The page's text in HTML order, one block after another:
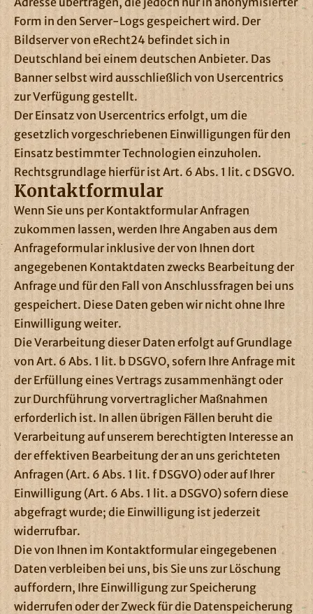
Form in den Server-Logs gespeichert wird. Der
Bildserver von eRecht24 befindet sich in
Deutschland bei einem deutschen Anbieter. Das
Banner selbst wird ausschließlich von Usercentrics
zur Verfügung gestellt.
Der Einsatz von Usercentrics erfolgt, um die
gesetzlich vorgeschriebenen Einwilligungen für den
Einsatz bestimmter Technologien einzuholen.
Rechtsgrundlage hierfür ist Art. 6 Abs. 1 lit. c DSGVO.
Kontaktformular
Wenn Sie uns per Kontaktformular Anfragen
zukommen lassen, werden Ihre Angaben aus dem
Anfrageformular inklusive der von Ihnen dort
angegebenen Kontaktdaten zwecks Bearbeitung der
Anfrage und für den Fall von Anschlussfragen bei uns
gespeichert. Diese Daten geben wir nicht ohne Ihre
Einwilligung weiter.
Die Verarbeitung dieser Daten erfolgt auf Grundlage
von Art. 6 Abs. 1 lit. b DSGVO, sofern Ihre Anfrage mit
der Erfüllung eines Vertrags zusammenhängt oder
zur Durchführung vorvertraglicher Maßnahmen
erforderlich ist. In allen übrigen Fällen beruht die
Verarbeitung auf unserem berechtigten Interesse an
der effektiven Bearbeitung der an uns gerichteten
Anfragen (Art. 6 Abs. 1 lit. f DSGVO) oder auf Ihrer
Einwilligung (Art. 6 Abs. 1 lit. a DSGVO) sofern diese
abgefragt wurde; die Einwilligung ist jederzeit
widerrufbar.
Die von Ihnen im Kontaktformular eingegebenen
Daten verbleiben bei uns, bis Sie uns zur Löschung
auffordern, Ihre Einwilligung zur Speicherung
widerrufen oder der Zweck für die Datenspeicherung